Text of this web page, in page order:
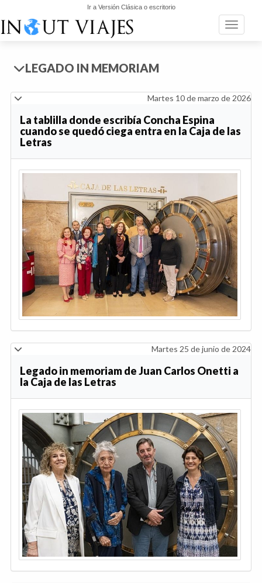
Ir a Versión Clásica o escritorio
Toggle
LEGADO IN MEMORIAM
Martes 10 de marzo de 2026
La tablilla donde escribía Concha Espina
cuando se quedó ciega entra en la Caja de las
Letras
Martes 25 de junio de 2024
Legado in memoriam de Juan Carlos Onetti a
la Caja de las Letras